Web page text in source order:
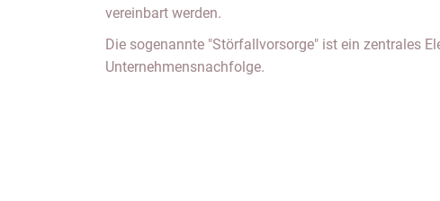
vereinbart werden.
Die sogenannte "Störfallvorsorge" ist ein zentrales
Unternehmensnachfolge.